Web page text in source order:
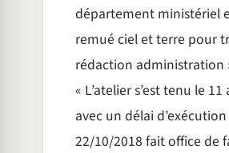
département ministériel
remué ciel et terre pour
rédaction administration
« L’atelier s’est tenu le
avec un délai
22/10/2018 fait office de